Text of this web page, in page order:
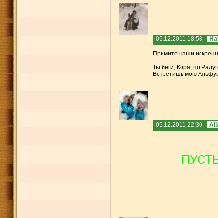
05.12.2011 18:58
Примите наши
Ты беги, Кора, по
Встретишь мою
05.12.2011 22:30